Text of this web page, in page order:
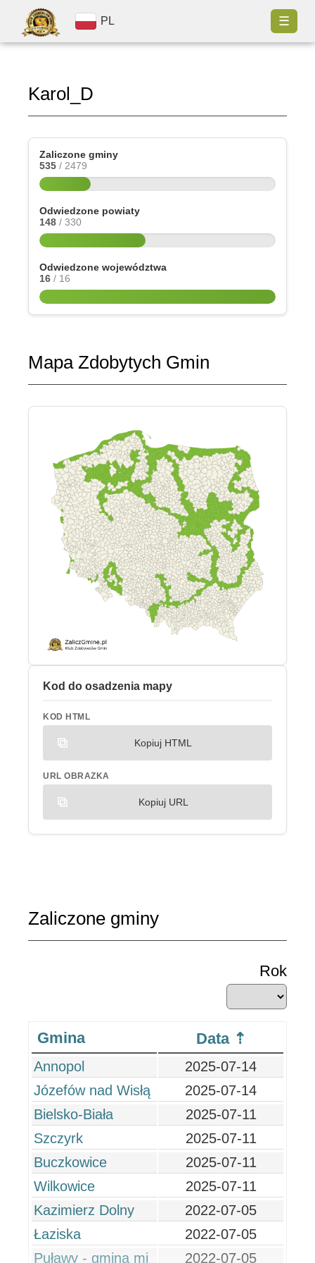
PL ☰
Karol_D
Zaliczone gminy
535 / 2479
Odwiedzone powiaty
148 / 330
Odwiedzone województwa
16 / 16
Mapa Zdobytych Gmin
Kod do osadzenia mapy
KOD HTML
Kopiuj HTML
URL OBRAZKA
Kopiuj URL
Zaliczone gminy
Rok
Gmina Data
Annopol
2025-07-14
Józefów nad Wisłą
2025-07-14
Bielsko-Biała
2025-07-11
Szczyrk
2025-07-11
Buczkowice
2025-07-11
Wilkowice
2025-07-11
Kazimierz Dolny
2022-07-05
Łaziska
2022-07-05
Puławy - gmina mi
2022-07-05